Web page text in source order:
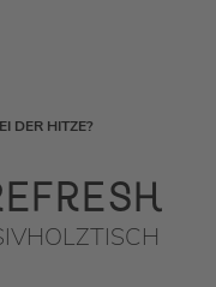
DER HITZE?